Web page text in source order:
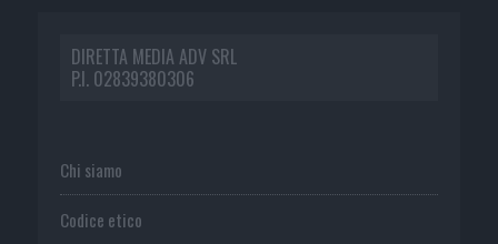
DIRETTA MEDIA ADV SRL
P.I. 02839380306
Chi siamo
Codice etico